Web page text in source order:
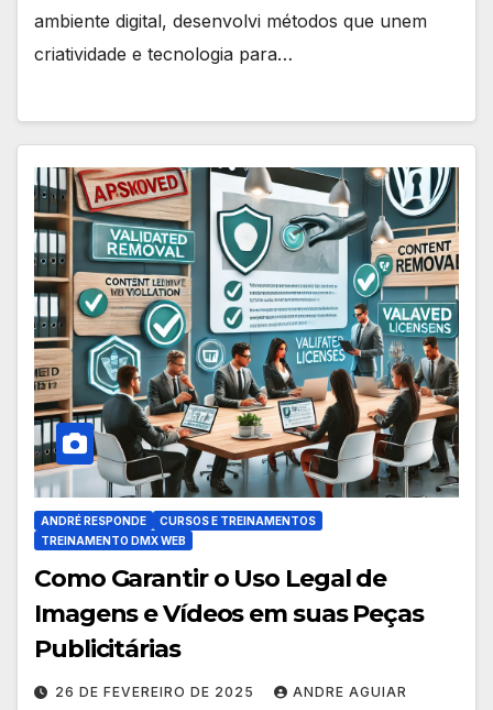
ambiente digital, desenvolvi métodos que unem
criatividade e tecnologia para…
ANDRÉ RESPONDE
CURSOS E TREINAMENTOS
TREINAMENTO DMX WEB
Como Garantir o Uso Legal de
Imagens e Vídeos em suas Peças
Publicitárias
26 DE FEVEREIRO DE 2025 ANDRE AGUIAR